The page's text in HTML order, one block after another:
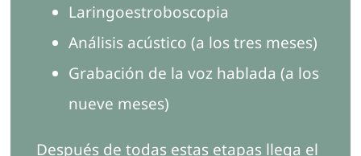
Laringoestroboscopia
Análisis acústico (a los tres meses)
Grabación de la voz hablada (a los
nueve meses)
Después de todas estas etapas llega el